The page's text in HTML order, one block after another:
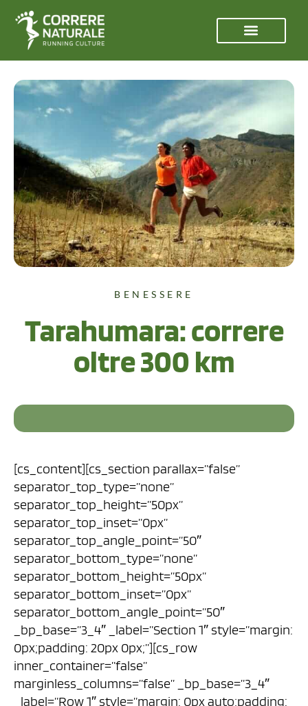
BENESSERE
Tarahumara: correre
oltre 300 km
[cs_content][cs_section parallax=”false”
separator_top_type=”none”
separator_top_height=”50px”
separator_top_inset=”0px”
separator_top_angle_point=”50″
separator_bottom_type=”none”
separator_bottom_height=”50px”
separator_bottom_inset=”0px”
separator_bottom_angle_point=”50″
_bp_base=”3_4″ _label=”Section 1″ style=”margin:
0px;padding: 20px 0px;”][cs_row
inner_container=”false”
marginless_columns=”false” _bp_base=”3_4″
_label=”Row 1″ style=”margin: 0px auto;padding: